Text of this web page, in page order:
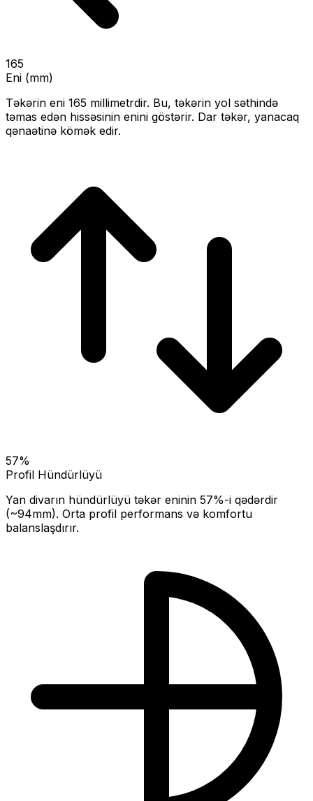
165
Eni (mm)
Təkərin eni 165 millimetrdir. Bu, təkərin yol səthində
təmas edən hissəsinin enini göstərir. Dar təkər, yanacaq
qənaətinə kömək edir.
57%
Profil Hündürlüyü
Yan divarın hündürlüyü təkər eninin 57%-i qədərdir
(~94mm). Orta profil performans və komfortu
balanslaşdırır.